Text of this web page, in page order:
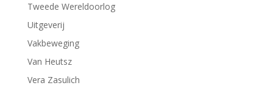
Tweede Wereldoorlog
Uitgeverij
Vakbeweging
Van Heutsz
Vera Zasulich